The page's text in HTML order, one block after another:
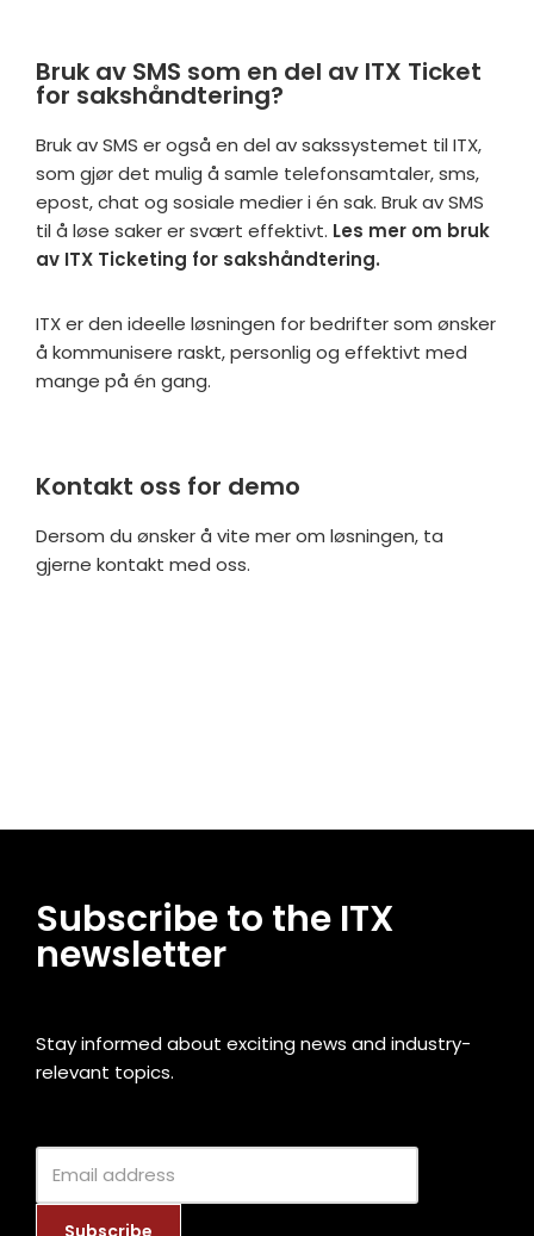
Bruk av SMS som en del av ITX Ticket
for sakshåndtering?
Bruk av SMS er også en del av sakssystemet til ITX,
som gjør det mulig å samle telefonsamtaler, sms,
epost, chat og sosiale medier i én sak. Bruk av SMS
til å løse saker er svært effektivt. Les mer om bruk
av ITX Ticketing for sakshåndtering.
ITX er den ideelle løsningen for bedrifter som ønsker
å kommunisere raskt, personlig og effektivt med
mange på én gang.
Kontakt oss for demo
Dersom du ønsker å vite mer om løsningen, ta
gjerne kontakt med oss.
Subscribe to the ITX
newsletter
Stay informed about exciting news and industry-
relevant topics.